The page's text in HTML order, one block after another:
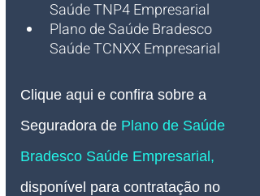
Saúde TNP4 Empresarial
Plano de Saúde Bradesco
Saúde TCNXX Empresarial
Clique aqui e confira sobre a
Seguradora de Plano de Saúde
Bradesco Saúde Empresarial,
disponível para contratação no